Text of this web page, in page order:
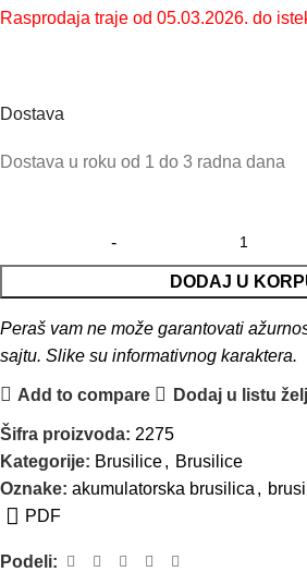
Rasprodaja traje od 05.03.2026. do
Dostava
Dostava u roku od 1 do 3 radna dana
DODAJ U
Peraš vam ne može garantovati
sajtu. Slike su informativnog karaktera.
Add to compare Dodaj u listu
Šifra proizvoda: 2275
Kategorije: Brusilice, Brusilice
Oznake: akumulatorska brusilica ,
PDF
Podeli: